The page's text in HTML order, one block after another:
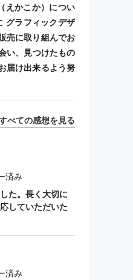
えかこか）につい
グラフィックデザ
売に取り組んでお
い、見つけたもの
届け出来るよう努
べての感想を見る
済み
た。長く大切に
していただいた
済み